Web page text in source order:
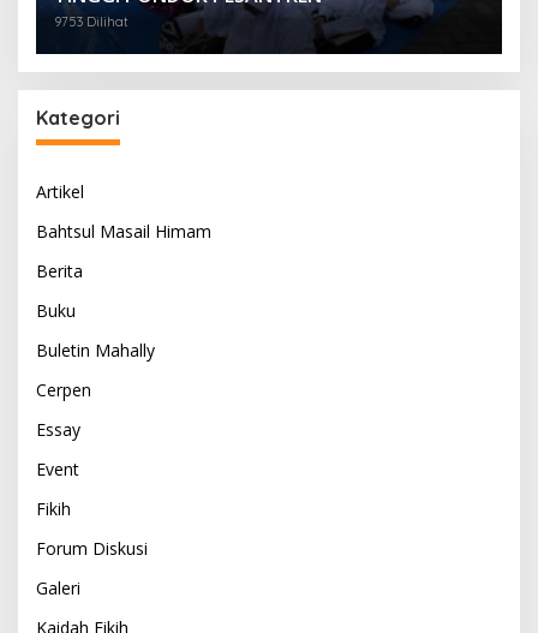
9753 Dilihat
Kategori
Artikel
Bahtsul Masail Himam
Berita
Buku
Buletin Mahally
Cerpen
Essay
Event
Fikih
Forum Diskusi
Galeri
Kaidah Fikih